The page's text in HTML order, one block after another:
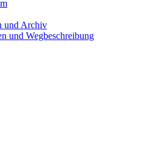
und Archiv
und Wegbeschreibung